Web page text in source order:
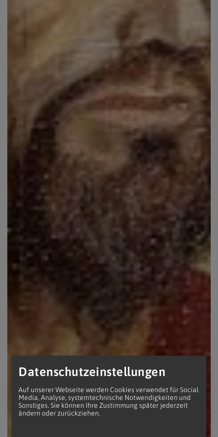
Datenschutzeinstellungen
Auf unserer Webseite werden Cookies verwendet für Social
Media, Analyse, systemtechnische Notwendigkeiten und
Sonstiges. Sie können Ihre Zustimmung später jederzeit
ändern oder zurückziehen.